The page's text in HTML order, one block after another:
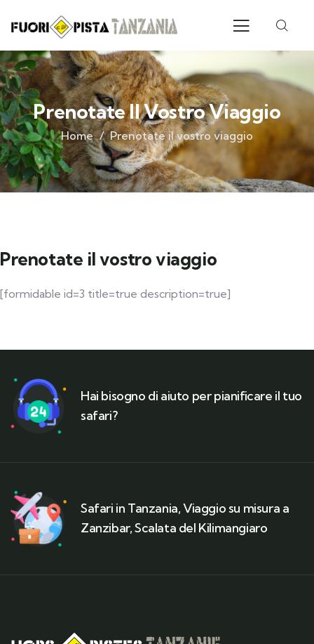
Prenotate Il Vostro Viaggio
Home Prenotate il vostro viaggio
Prenotate il vostro viaggio
[formidable id=3 title=true description=true]
Hai bisogno di aiuto per pianificare il tuo
safari?
Safari in Tanzania, Viaggio su misura a
Zanzibar, Scalata del Kilimangiaro